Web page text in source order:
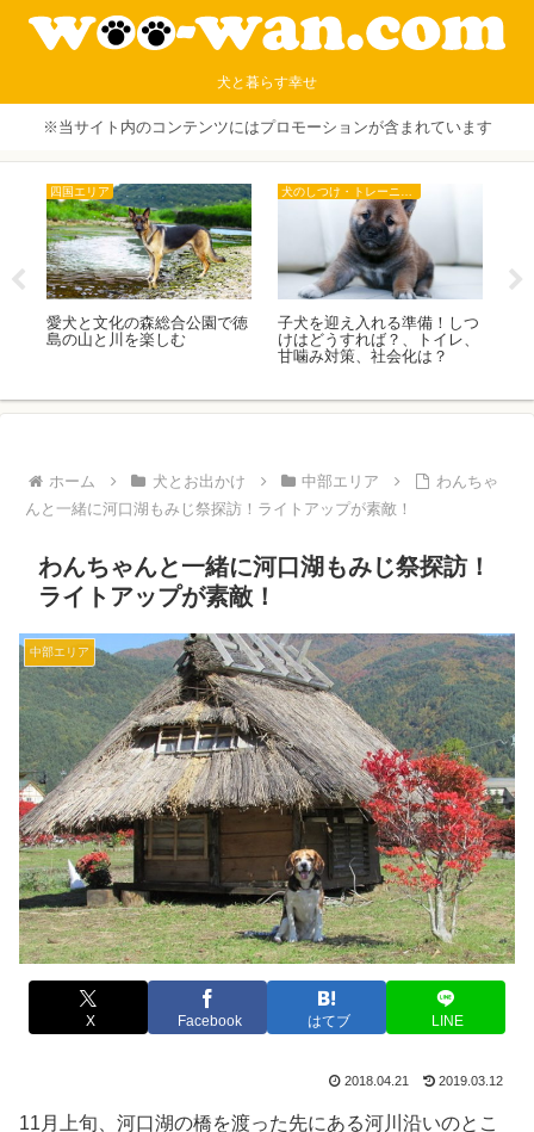
犬と暮らす幸せ
※当サイト内のコンテンツにはプロモーションが含まれています
中部エリア
【熱海旅行】熱海城、熱海ト
リックアート迷宮館を愛犬と
中部エリア
愛犬と避暑地のホテル レジ
ーナリゾート蓼科–Casual
Style−に泊まり、プチバカン
ホーム 犬とお出かけ 中部エリア
わんちゃ
んと一緒に河口湖もみじ祭探訪！ライトアップが素敵！
わんちゃんと一緒に河口湖もみじ祭探訪！
ライトアップが素敵！
中部エリア
X Facebook はてブ LINE
2018.04.21 2019.03.12
11月上旬、河口湖の橋を渡った先にある河川沿いのとこ